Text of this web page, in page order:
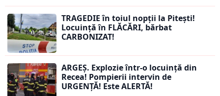
TRAGEDIE în toiul nopții la Pitești!
Locuință în FLĂCĂRI, bărbat
CARBONIZAT!
ARGEȘ. Explozie într-o locuință din
Recea! Pompierii intervin de
URGENȚĂ! Este ALERTĂ!